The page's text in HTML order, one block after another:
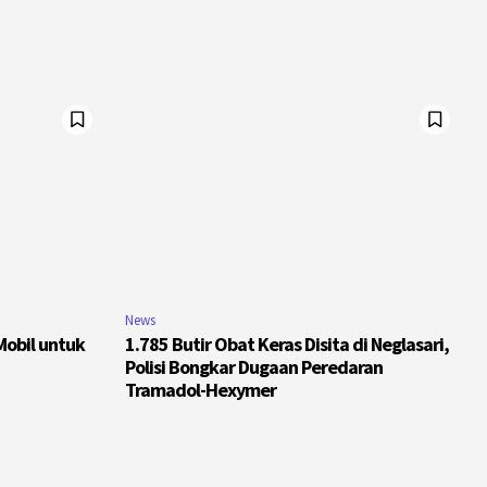
untuk
News
1.785 Butir Obat Keras Disita di Neglasari,
Polisi Bongkar Dugaan Peredaran
Tramadol-Hexymer